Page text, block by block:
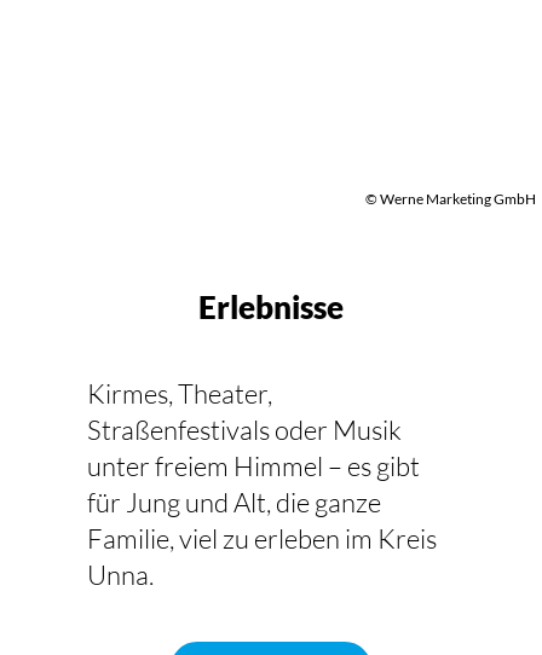
© Werne Marketing GmbH
Erlebnisse
Kirmes, Theater,
Straßenfestivals oder Musik
unter freiem Himmel – es gibt
für Jung und Alt, die ganze
Familie, viel zu erleben im Kreis
Unna.